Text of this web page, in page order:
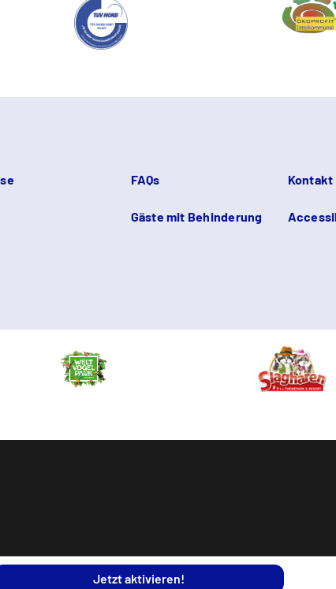
Jetzt aktivieren!
FAQs Kontakt
Gäste mit Behinderung